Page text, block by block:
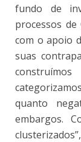
fundo de
processos
com o apoio
suas
quanto
embargos.